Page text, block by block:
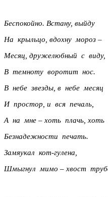
Беспокойно. Встану, выйду
На крыльцо, вдохну мороз –
Месяц, дружелюбный с виду,
В темноту воротит нос.
В небе звезды, в небе месяц
И простор, и вся печаль,
А на мне – хоть плачь, хоть
Безнадежности печать.
Замяукал кот-гулена,
Шмыгнул мимо – хвост